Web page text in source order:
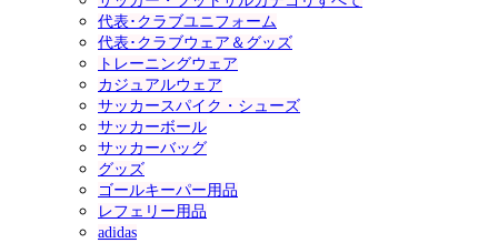
代表･クラブユニフォーム
代表･クラブウェア＆グッズ
トレーニングウェア
カジュアルウェア
サッカースパイク・シューズ
サッカーボール
サッカーバッグ
グッズ
ゴールキーパー用品
レフェリー用品
adidas